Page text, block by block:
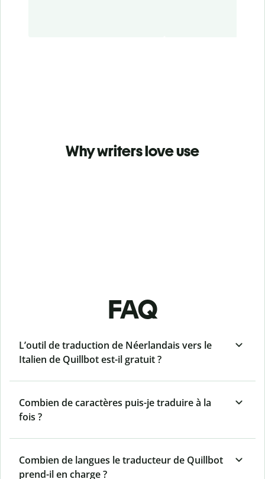
Why writers love use
FAQ
L’outil de traduction de Néerlandais vers le
Italien de Quillbot est-il gratuit ?
Combien de caractères puis-je traduire à la
fois ?
Combien de langues le traducteur de Quillbot
prend-il en charge ?